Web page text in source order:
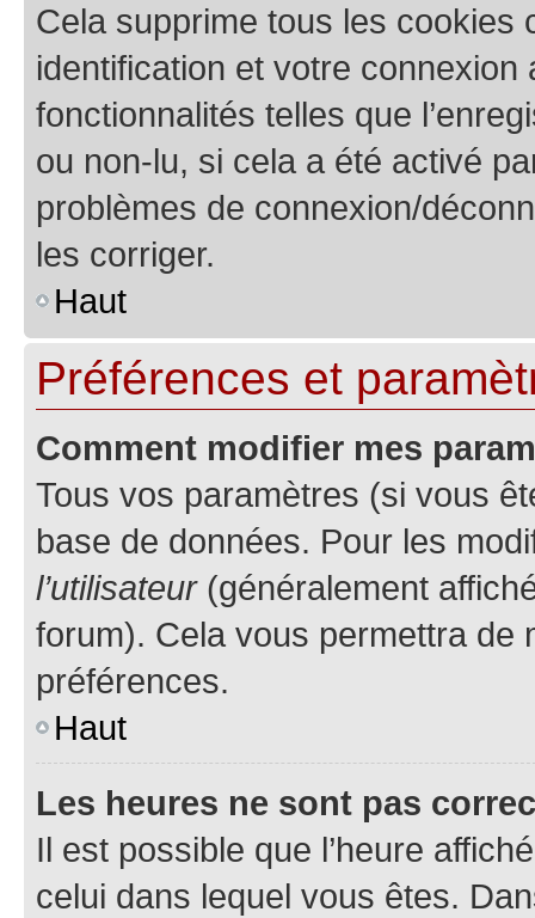
Cela supprime tous les cookies
identification et votre
fonctionnalités telles que
ou non-lu, si cela a été activé
problèmes de connexion/
les corriger.
Haut
Préférences et
Comment modifier mes
Tous vos paramètres (si vous
base de données. Pour les
l’utilisateur(généralement
forum). Cela vous permettra de
préférences.
Haut
Les heures ne sont pas
Il est possible que l’heure
celui dans lequel vous êtes.